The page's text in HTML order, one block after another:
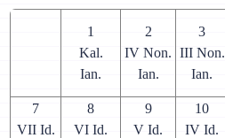
1
Kal.
Ian.
2
IV Non.
Ian.
3
III Non.
Ian.
7
VII Id.
8
VI Id.
9
V Id.
10
IV Id.